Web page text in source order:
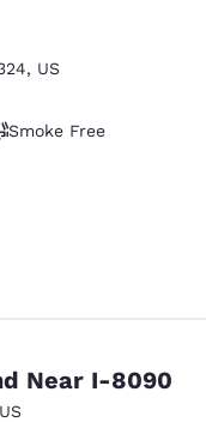
, US
Smoke Free
Near I-8090
US